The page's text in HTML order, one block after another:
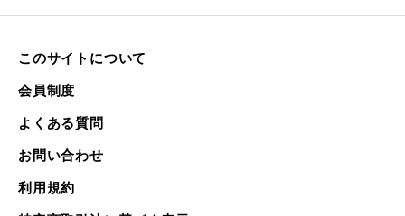
このサイトについて
会員制度
よくある質問
お問い合わせ
利用規約